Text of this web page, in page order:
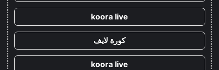
koora live
كورة لايف
koora live